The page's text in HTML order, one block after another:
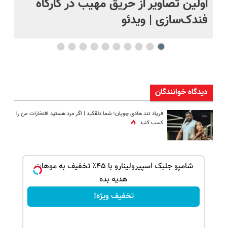
اولین تصاویر از حریق مهیب در کارگاه
فندک‌سازی | ویدئو
دیدگاه خوانندگان
فریاد تند هادی چوپان؛‌ شما دلقکید | اگر مرد هستید افتخارات من را
کسب کنید
شامپو جلبک اسپیرولینارو با ۴۵٪ تخفیف به موهات
هدیه بده
تخفیف ویژه!